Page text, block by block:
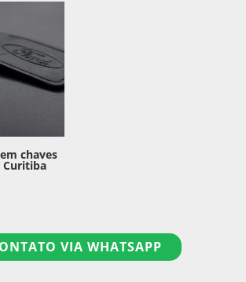
chaves
Curitiba
VIA WHATSAPP